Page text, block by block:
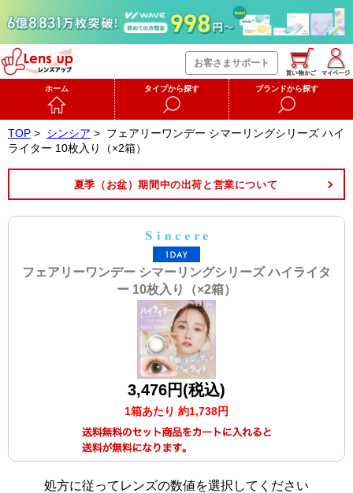
お客さまサポート
ホーム タイプから探す ブランドから探す
TOP > シンシア > フェアリーワンデー シマーリングシリーズ ハイ
ライター 10枚入り（×2箱）
夏季（お盆）期間中の出荷と営業について
フェアリーワンデー シマーリングシリーズ ハイライタ
ー 10枚入り（×2箱）
3,476円(税込)
1箱あたり 約1,738円
処方に従ってレンズの数値を選択してください